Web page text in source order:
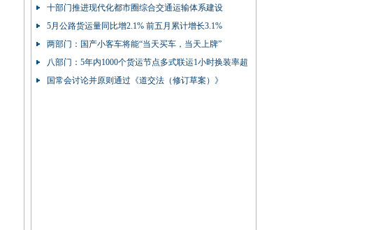
十部门推进现代化都市圈综合交通运输体系建设
5月公路货运量同比增2.1% 前五月累计增长3.1%
两部门：国产小客车将能“当天买车，当天上牌”
八部门：5年内1000个货运节点多式联运1小时换装率超
90%
国常会讨论并原则通过《道交法（修订草案）》